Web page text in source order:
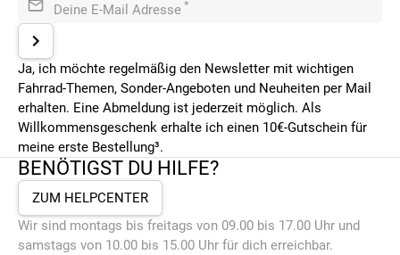
Deine E-Mail Adresse *
Ja, ich möchte regelmäßig den Newsletter mit wichtigen
Fahrrad-Themen, Sonder-Angeboten und Neuheiten per Mail
erhalten. Eine Abmeldung ist jederzeit möglich. Als
Willkommensgeschenk erhalte ich einen 10€-Gutschein für
meine erste Bestellung³.
BENÖTIGST DU HILFE?
ZUM HELPCENTER
Wir sind montags bis freitags von 09.00 bis 17.00 Uhr und
samstags von 10.00 bis 15.00 Uhr für dich erreichbar.